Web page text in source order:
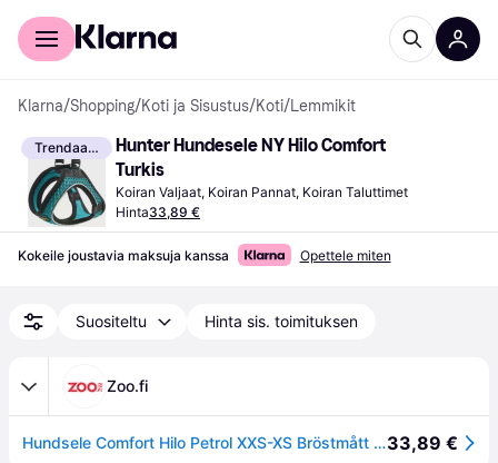
Kuluttajille
Klarna/Shopping/Koti ja Sisustus/Koti/Lemmikit
Trendaava
Hunter Hundesele NY Hilo Comfort
Turkis
Koiran Valjaat, Koiran Pannat, Koiran Taluttimet
Hinta33,89 €
Kokeile joustavia maksuja kanssa Opettele miten
Suositeltu Hinta sis. toimituksen
Zoo.fi
Hundsele Comfort Hilo Petrol XXS-XS Bröstmått 33-36cm - Koirat - Kaulapannat - Hunter33,89 €